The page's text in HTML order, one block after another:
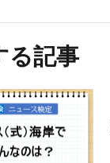
る記事